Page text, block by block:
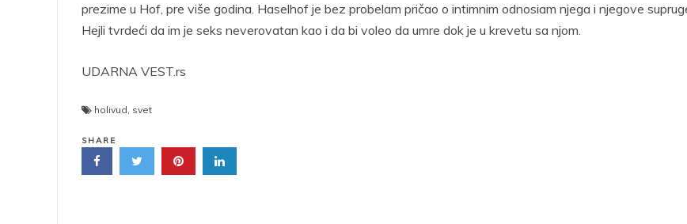
prezime u Hof, pre više godina. Haselhof je bez probelam pričao o intimnim odnosiam njega i njegove
Hejli tvrdeći da im je seks neverovatan kao i da bi voleo da umre dok je u krevetu sa njom.
UDARNA VEST.rs
holivud, svet
SHARE